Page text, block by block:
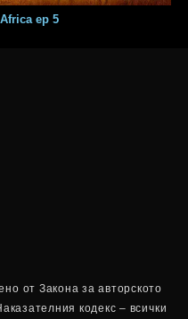
ep 5
от Закона за авторското
кодекс – всички